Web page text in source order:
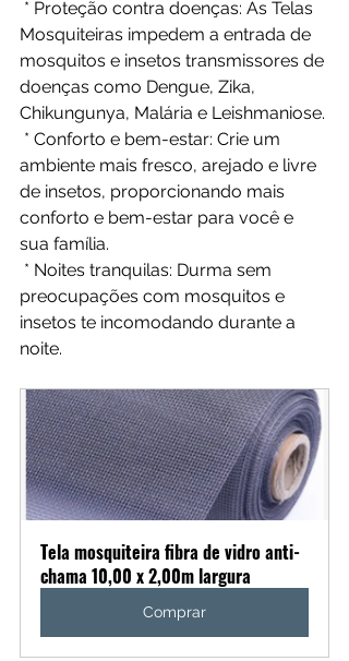
Mosquiteiras impedem a entrada de
mosquitos e insetos transmissores de
doenças como Dengue, Zika,
Chikungunya, Malária e Leishmaniose.
ambiente mais fresco, arejado e livre
de insetos, proporcionando mais
conforto e bem-estar para você e
sua família.
preocupações com mosquitos e
insetos te incomodando durante a
noite.
Tela mosquiteira fibra de vidro anti-
chama 10,00 x 2,00m largura
Comprar